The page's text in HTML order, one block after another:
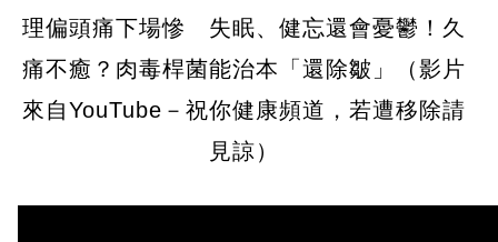
理偏頭痛下場慘 失眠、健忘還會憂鬱！久
痛不癒？肉毒桿菌能治本「還除皺」（影片
來自YouTube－祝你健康頻道，若遭移除請
見諒）